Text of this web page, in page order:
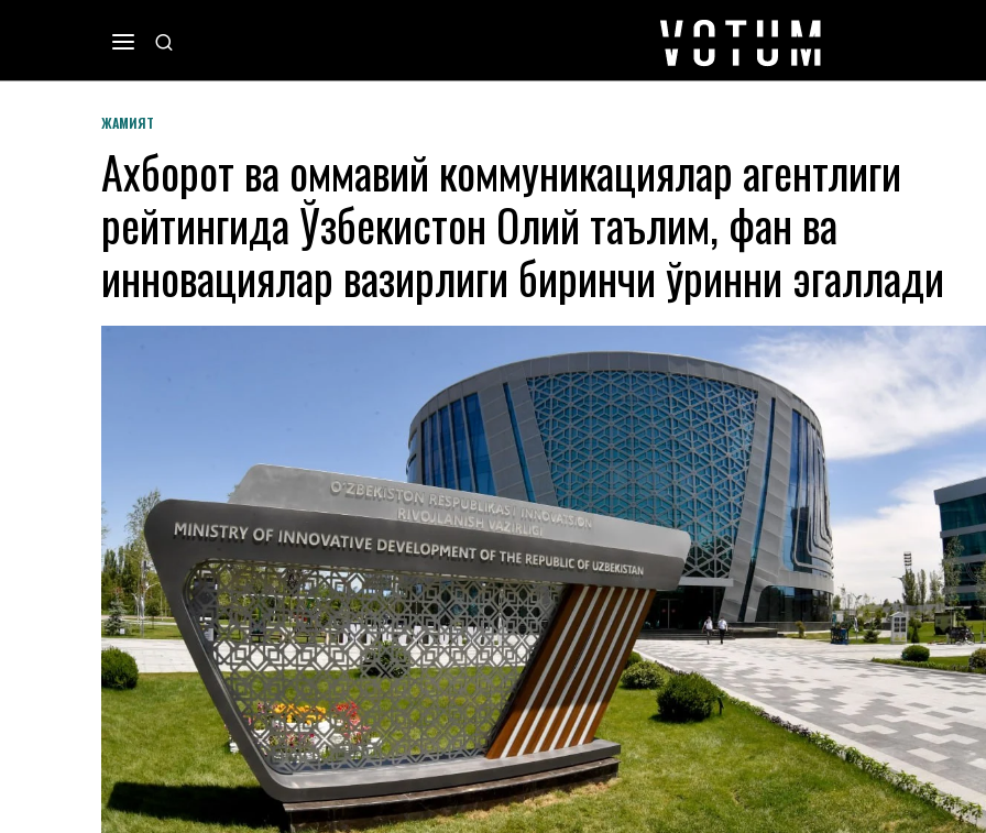
ЖАМИЯТ
Ахборот ва оммавий коммуникациялар агентлиги
рейтингида Ўзбекистон Олий таълим, фан ва
инновациялар вазирлиги биринчи ўринни эгаллади